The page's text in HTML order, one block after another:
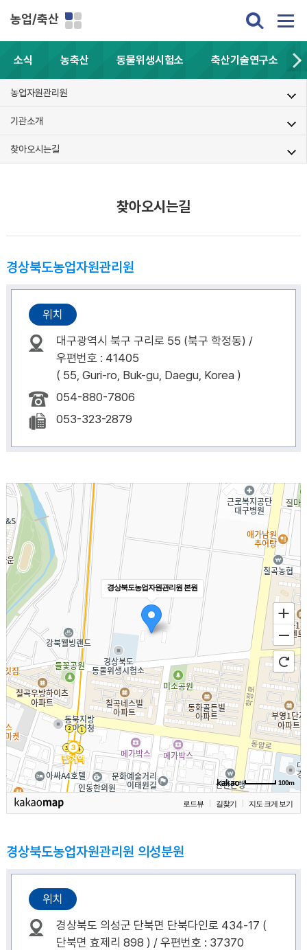
농업/축산
소식 농축산 동물위생시험소 축산기술연구소
농업자원관리원
기관소개
찾아오시는길
찾아오시는길
경상북도농업자원관리원
위치
대구광역시 북구 구리로 55 (북구 학정동) /
우편번호 : 41405
( 55, Guri-ro, Buk-gu, Daegu, Korea )
054-880-7806
053-323-2879
경상북도농업자원관리원 본원
100m
로드뷰 길찾기 지도 크게 보기
경상북도농업자원관리원 의성분원
위치
경상북도 의성군 단북면 단북다인로 434-17 (
단북면 효제리 898 ) / 우편번호 : 37370